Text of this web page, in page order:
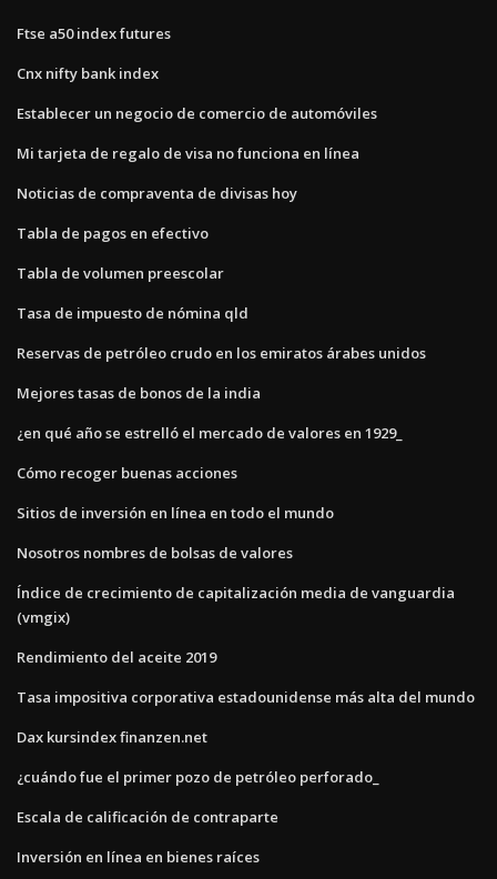
Ftse a50 index futures
Cnx nifty bank index
Establecer un negocio de comercio de automóviles
Mi tarjeta de regalo de visa no funciona en línea
Noticias de compraventa de divisas hoy
Tabla de pagos en efectivo
Tabla de volumen preescolar
Tasa de impuesto de nómina qld
Reservas de petróleo crudo en los emiratos árabes unidos
Mejores tasas de bonos de la india
¿en qué año se estrelló el mercado de valores en 1929_
Cómo recoger buenas acciones
Sitios de inversión en línea en todo el mundo
Nosotros nombres de bolsas de valores
Índice de crecimiento de capitalización media de vanguardia
(vmgix)
Rendimiento del aceite 2019
Tasa impositiva corporativa estadounidense más alta del mundo
Dax kursindex finanzen.net
¿cuándo fue el primer pozo de petróleo perforado_
Escala de calificación de contraparte
Inversión en línea en bienes raíces